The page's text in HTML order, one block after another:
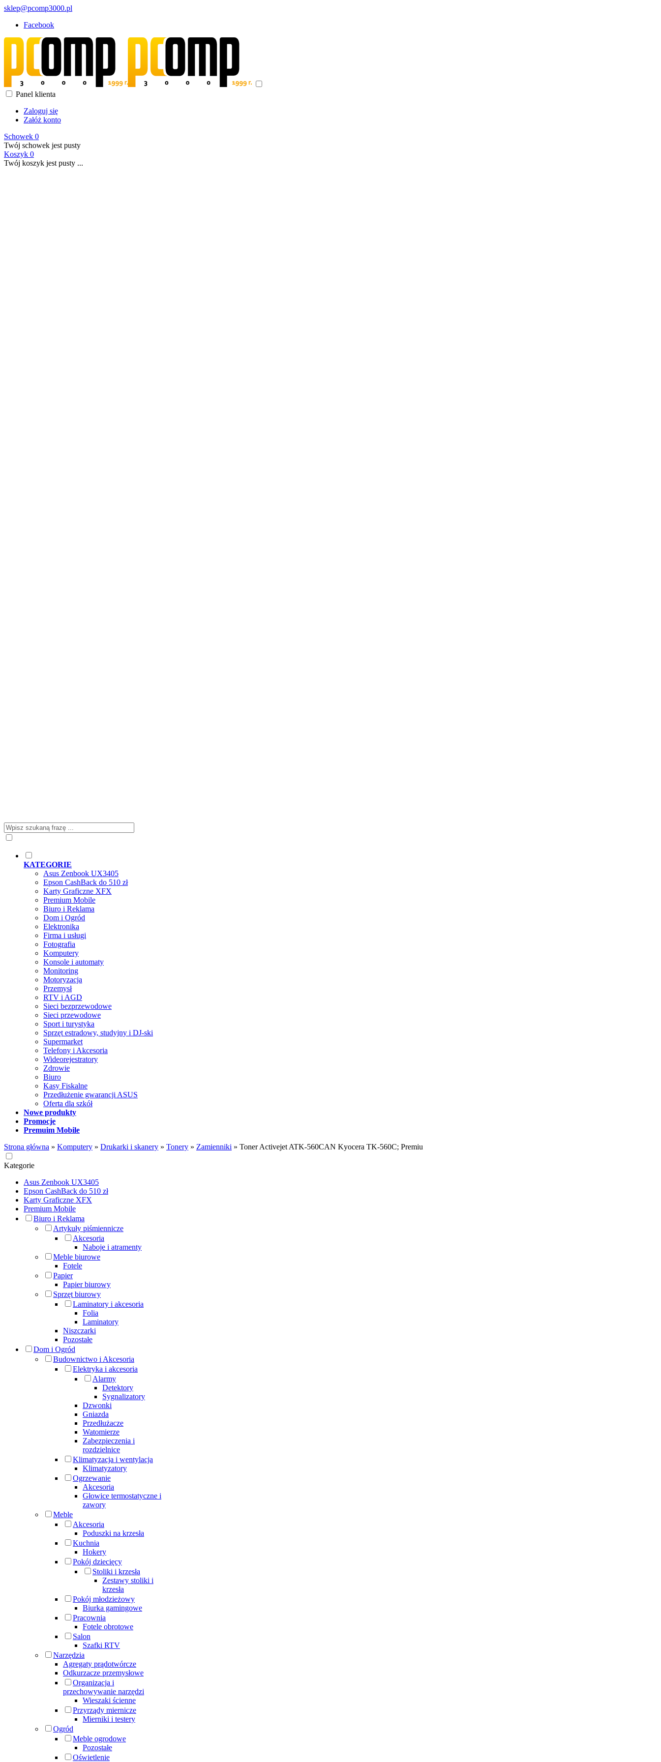
sklep@pcomp3000.pl
Facebook
Panel klienta
Zaloguj się
Załóż konto
Schowek 0
Twój schowek jest pusty
Koszyk 0
Twój koszyk jest pusty ...
KATEGORIE
Asus Zenbook UX3405
Epson CashBack do 510 zł
Karty Graficzne XFX
Premium Mobile
Biuro i Reklama
Dom i Ogród
Elektronika
Firma i usługi
Fotografia
Komputery
Konsole i automaty
Monitoring
Motoryzacja
Przemysł
RTV i AGD
Sieci bezprzewodowe
Sieci przewodowe
Sport i turystyka
Sprzęt estradowy, studyjny i DJ-ski
Supermarket
Telefony i Akcesoria
Wideorejestratory
Zdrowie
Biuro
Kasy Fiskalne
Przedłużenie gwarancji ASUS
Oferta dla szkół
Nowe produkty
Promocje
Premuim Mobile
Strona główna » Komputery » Drukarki i skanery » Tonery » Zamienniki » Toner Activejet ATK-560CAN Kyocera TK-560C; Premiu
Kategorie
Asus Zenbook UX3405
Epson CashBack do 510 zł
Karty Graficzne XFX
Premium Mobile
Biuro i Reklama
Artykuły piśmiennicze
Akcesoria
Naboje i atramenty
Meble biurowe
Fotele
Papier
Papier biurowy
Sprzęt biurowy
Laminatory i akcesoria
Folia
Laminatory
Niszczarki
Pozostałe
Dom i Ogród
Budownictwo i Akcesoria
Elektryka i akcesoria
Alarmy
Detektory
Sygnalizatory
Dzwonki
Gniazda
Przedłużacze
Watomierze
Zabezpieczenia i
rozdzielnice
Klimatyzacja i wentylacja
Klimatyzatory
Ogrzewanie
Akcesoria
Głowice termostatyczne i
zawory
Meble
Akcesoria
Poduszki na krzesła
Kuchnia
Hokery
Pokój dziecięcy
Stoliki i krzesła
Zestawy stoliki i
krzesła
Pokój młodzieżowy
Biurka gamingowe
Pracownia
Fotele obrotowe
Salon
Szafki RTV
Narzędzia
Agregaty prądotwórcze
Odkurzacze przemysłowe
Organizacja i
przechowywanie narzędzi
Wieszaki ścienne
Przyrządy miernicze
Mierniki i testery
Ogród
Meble ogrodowe
Pozostałe
Oświetlenie